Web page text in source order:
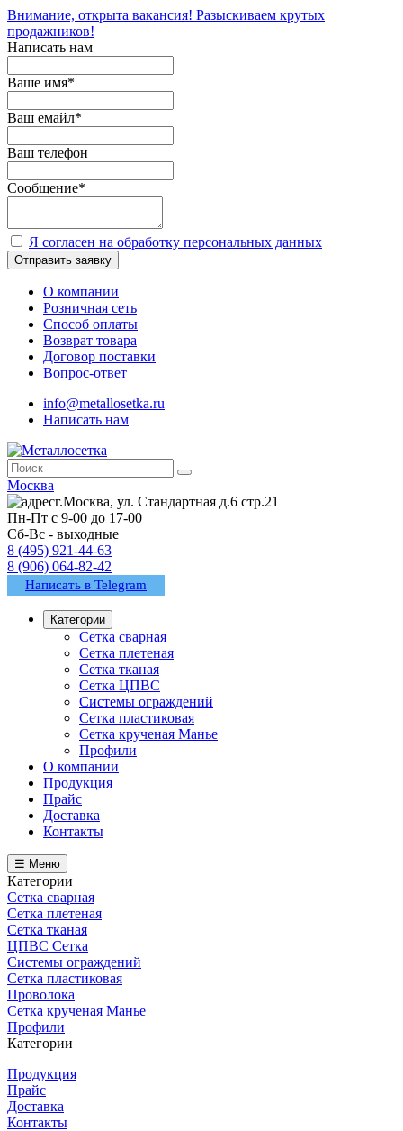
Внимание, открыта вакансия! Разыскиваем крутых
продажников!
Написать нам
Ваше имя*
Ваш емайл*
Ваш телефон
Сообщение*
Я согласен на обработку персональных данных
Отправить заявку
О компании
Розничная сеть
Способ оплаты
Возврат товара
Договор поставки
Вопрос-ответ
info@metallosetka.ru
Написать нам
Москва
г.Москва, ул. Стандартная д.6 стр.21
Пн-Пт с 9-00 до 17-00
Сб-Вс - выходные
8 (495) 921-44-63
8 (906) 064-82-42
Написать в Telegram
Категории
Сетка сварная
Сетка плетеная
Сетка тканая
Сетка ЦПВС
Системы ограждений
Сетка пластиковая
Сетка крученая Манье
Профили
О компании
Продукция
Прайс
Доставка
Контакты
☰ Меню
Категории
Сетка сварная
Сетка плетеная
Сетка тканая
ЦПВС Сетка
Системы ограждений
Сетка пластиковая
Проволока
Сетка крученая Манье
Профили
Категории
Продукция
Прайс
Доставка
Контакты